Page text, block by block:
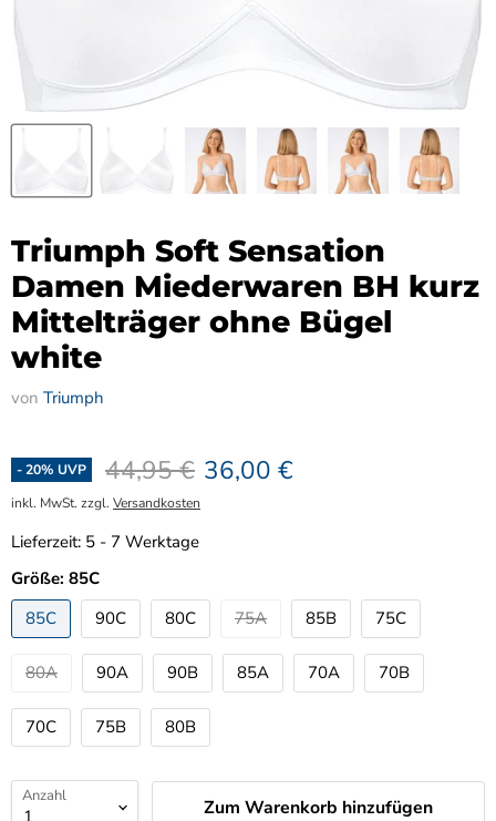
Triumph Soft Sensation
Damen Miederwaren BH kurz
Mittelträger ohne Bügel
white
von Triumph
-20% UVP Ursprünglicher Preis
44,95 € Aktueller Preis
36,00 €
inkl. MwSt. zzgl. Versandkosten
Lieferzeit: 5 - 7 Werktage
Größe: 85C
85C
90C 80C 75A 85B 75C
80A 90A 90B 85A 70A 70B
70C 75B 80B
Anzahl Zum Warenkorb hinzufügen